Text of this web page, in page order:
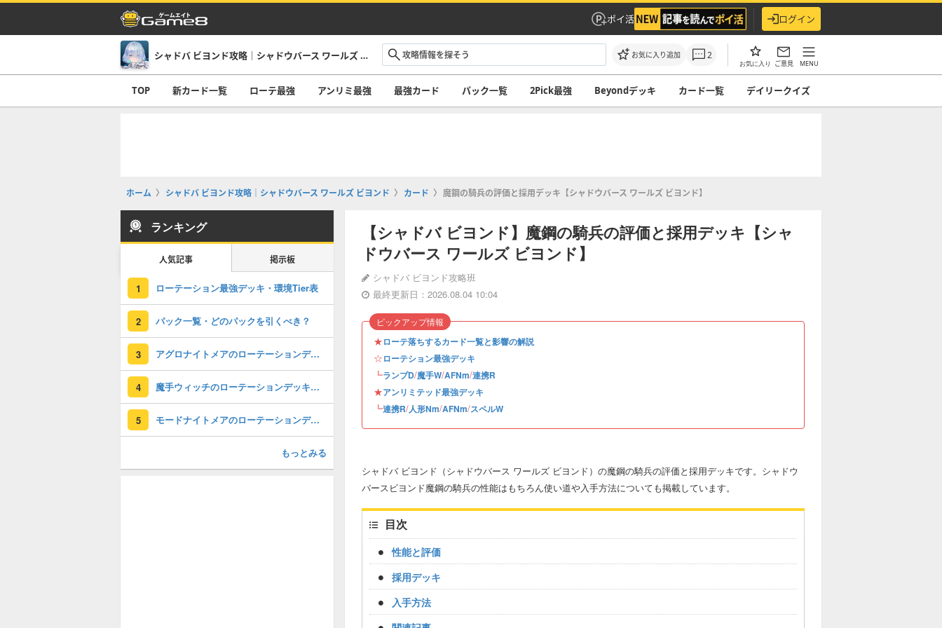
ポイ活 ログイン
シャドバ ビヨンド攻略｜シャドウバース ワールズ ビヨンド お気に入り追加 2
お気に入り ご意見 MENU
TOP 新カード一覧 ローテ最強 アンリミ最強 最強カード パック一覧 2Pick最強 Beyondデッキ カード一覧 デイリークイズ
ホーム シャドバ ビヨンド攻略｜シャドウバース ワールズ ビヨンド カード 魔鋼の騎兵の評価と採用デッキ【シャドウバース ワールズ ビヨンド】
【シャドバ ビヨンド】魔鋼の騎兵の評価と採用デッキ【シャ
ドウバース ワールズ ビヨンド】
シャドバ ビヨンド攻略班
最終更新日：2026.08.04 10:04
★ローテ落ちするカード一覧と影響の解説
☆ローテション最強デッキ
┗ランプD/魔手W/AFNm/連携R
★アンリミテッド最強デッキ
┗連携R/人形Nm/AFNm/スペルW
ピックアップ情報
シャドバ ビヨンド（シャドウバース ワールズ ビヨンド）の魔鋼の騎兵の評価と採用デッキです。シャドウ
バースビヨンド魔鋼の騎兵の性能はもちろん使い道や入手方法についても掲載しています。
目次
性能と評価
採用デッキ
入手方法
ランキング
人気記事 掲示板
1 ローテーション最強デッキ・環境Tier表
2 パック一覧・どのパックを引くべき？
3 アグロナイトメアのローテーションデッキレシピと立ち回り・対策
4 魔手ウィッチのローテーションデッキとマリガン・対策
5 モードナイトメアのローテーションデッキレシピと立ち回り
もっとみる